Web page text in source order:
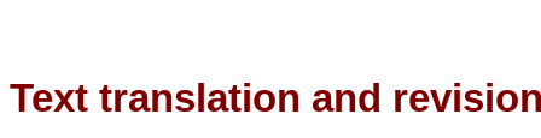
Text translation and